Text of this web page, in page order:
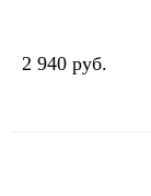
2 940 руб.